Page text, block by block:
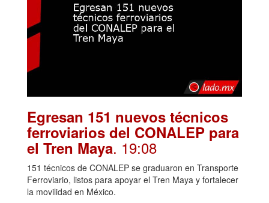
Egresan 151 nuevos técnicos
ferroviarios del CONALEP para
el Tren Maya. 19:08
151 técnicos de CONALEP se graduaron en Transporte
Ferroviario, listos para apoyar el Tren Maya y fortalecer
la movilidad en México.